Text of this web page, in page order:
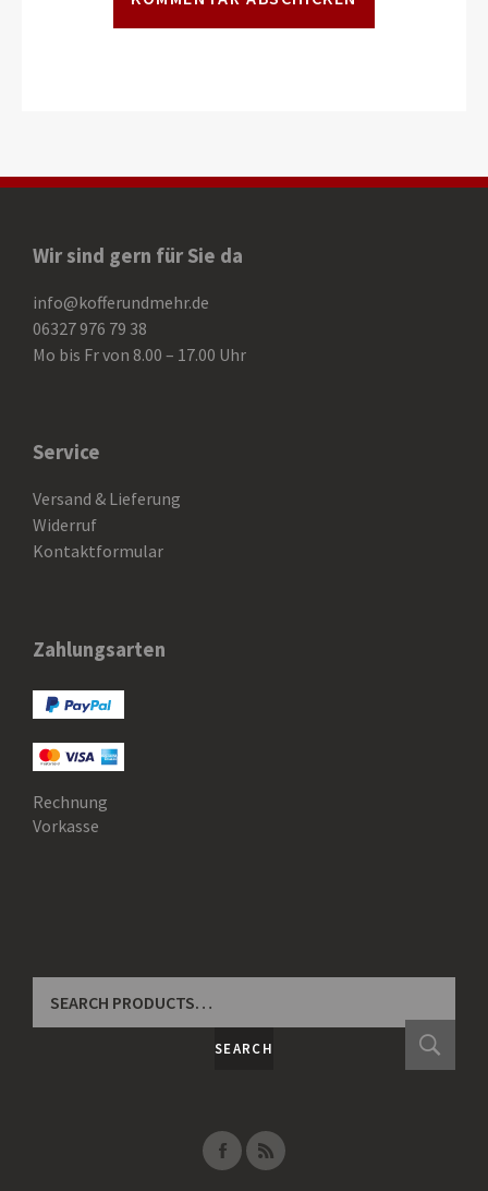
Wir sind gern für Sie da
info@kofferundmehr.de
06327 976 79 38
Mo bis Fr von 8.00 – 17.00 Uhr
Service
Versand & Lieferung
Widerruf
Kontaktformular
Zahlungsarten
Rechnung
Vorkasse
SEARCH
FOR:
SEARCH